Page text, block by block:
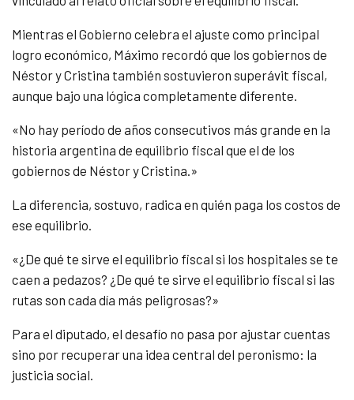
Mientras el Gobierno celebra el ajuste como principal
logro económico, Máximo recordó que los gobiernos de
Néstor y Cristina también sostuvieron superávit fiscal,
aunque bajo una lógica completamente diferente.
«No hay período de años consecutivos más grande en la
historia argentina de equilibrio fiscal que el de los
gobiernos de Néstor y Cristina.»
La diferencia, sostuvo, radica en quién paga los costos de
ese equilibrio.
«¿De qué te sirve el equilibrio fiscal si los hospitales se te
caen a pedazos? ¿De qué te sirve el equilibrio fiscal si las
rutas son cada día más peligrosas?»
Para el diputado, el desafío no pasa por ajustar cuentas
sino por recuperar una idea central del peronismo: la
justicia social.